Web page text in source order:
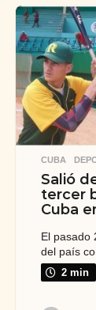
CUBA ,
Salió
tercer
Cuba
El pasado
del país
2 min